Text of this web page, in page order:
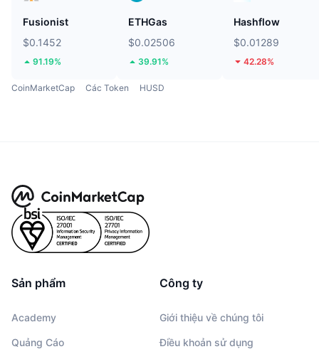
Fusionist
$0.1452
91.19%
ETHGas
$0.02506
39.91%
Hashflow
$0.01289
42.28%
CoinMarketCap Các Token HUSD
Sản phẩm
Academy
Quảng Cáo
Công ty
Giới thiệu về chúng tôi
Điều khoản sử dụng